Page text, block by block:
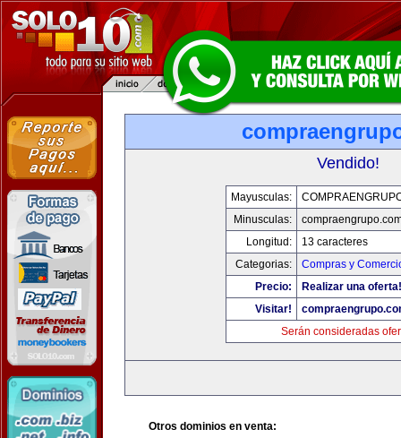
Vendido!
Mayusculas:
Minusculas:
Longitud:
13 caracteres
Categorias:
Compras y
Precio:
Realizar una oferta!
Visitar!
Serán consideradas
Otros dominios en venta: